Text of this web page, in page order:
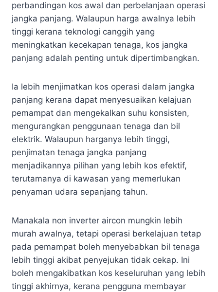
perbandingan kos awal dan perbelanjaan operasi
jangka panjang. Walaupun harga awalnya lebih
tinggi kerana teknologi canggih yang
meningkatkan kecekapan tenaga, kos jangka
panjang adalah penting untuk dipertimbangkan.
Ia lebih menjimatkan kos operasi dalam jangka
panjang kerana dapat menyesuaikan kelajuan
pemampat dan mengekalkan suhu konsisten,
mengurangkan penggunaan tenaga dan bil
elektrik. Walaupun harganya lebih tinggi,
penjimatan tenaga jangka panjang
menjadikannya pilihan yang lebih kos efektif,
terutamanya di kawasan yang memerlukan
penyaman udara sepanjang tahun.
Manakala non inverter aircon mungkin lebih
murah awalnya, tetapi operasi berkelajuan tetap
pada pemampat boleh menyebabkan bil tenaga
lebih tinggi akibat penyejukan tidak cekap. Ini
boleh mengakibatkan kos keseluruhan yang lebih
tinggi akhirnya, kerana pengguna membayar